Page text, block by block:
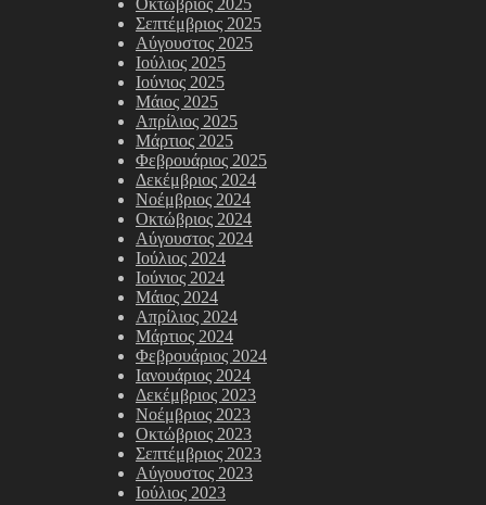
Οκτώβριος 2025
Σεπτέμβριος 2025
Αύγουστος 2025
Ιούλιος 2025
Ιούνιος 2025
Μάιος 2025
Απρίλιος 2025
Μάρτιος 2025
Φεβρουάριος 2025
Δεκέμβριος 2024
Νοέμβριος 2024
Οκτώβριος 2024
Αύγουστος 2024
Ιούλιος 2024
Ιούνιος 2024
Μάιος 2024
Απρίλιος 2024
Μάρτιος 2024
Φεβρουάριος 2024
Ιανουάριος 2024
Δεκέμβριος 2023
Νοέμβριος 2023
Οκτώβριος 2023
Σεπτέμβριος 2023
Αύγουστος 2023
Ιούλιος 2023